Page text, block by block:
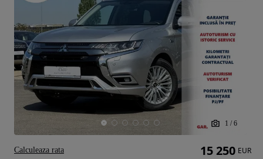
1 / 6
15 250 EUR
Calculeaza rata